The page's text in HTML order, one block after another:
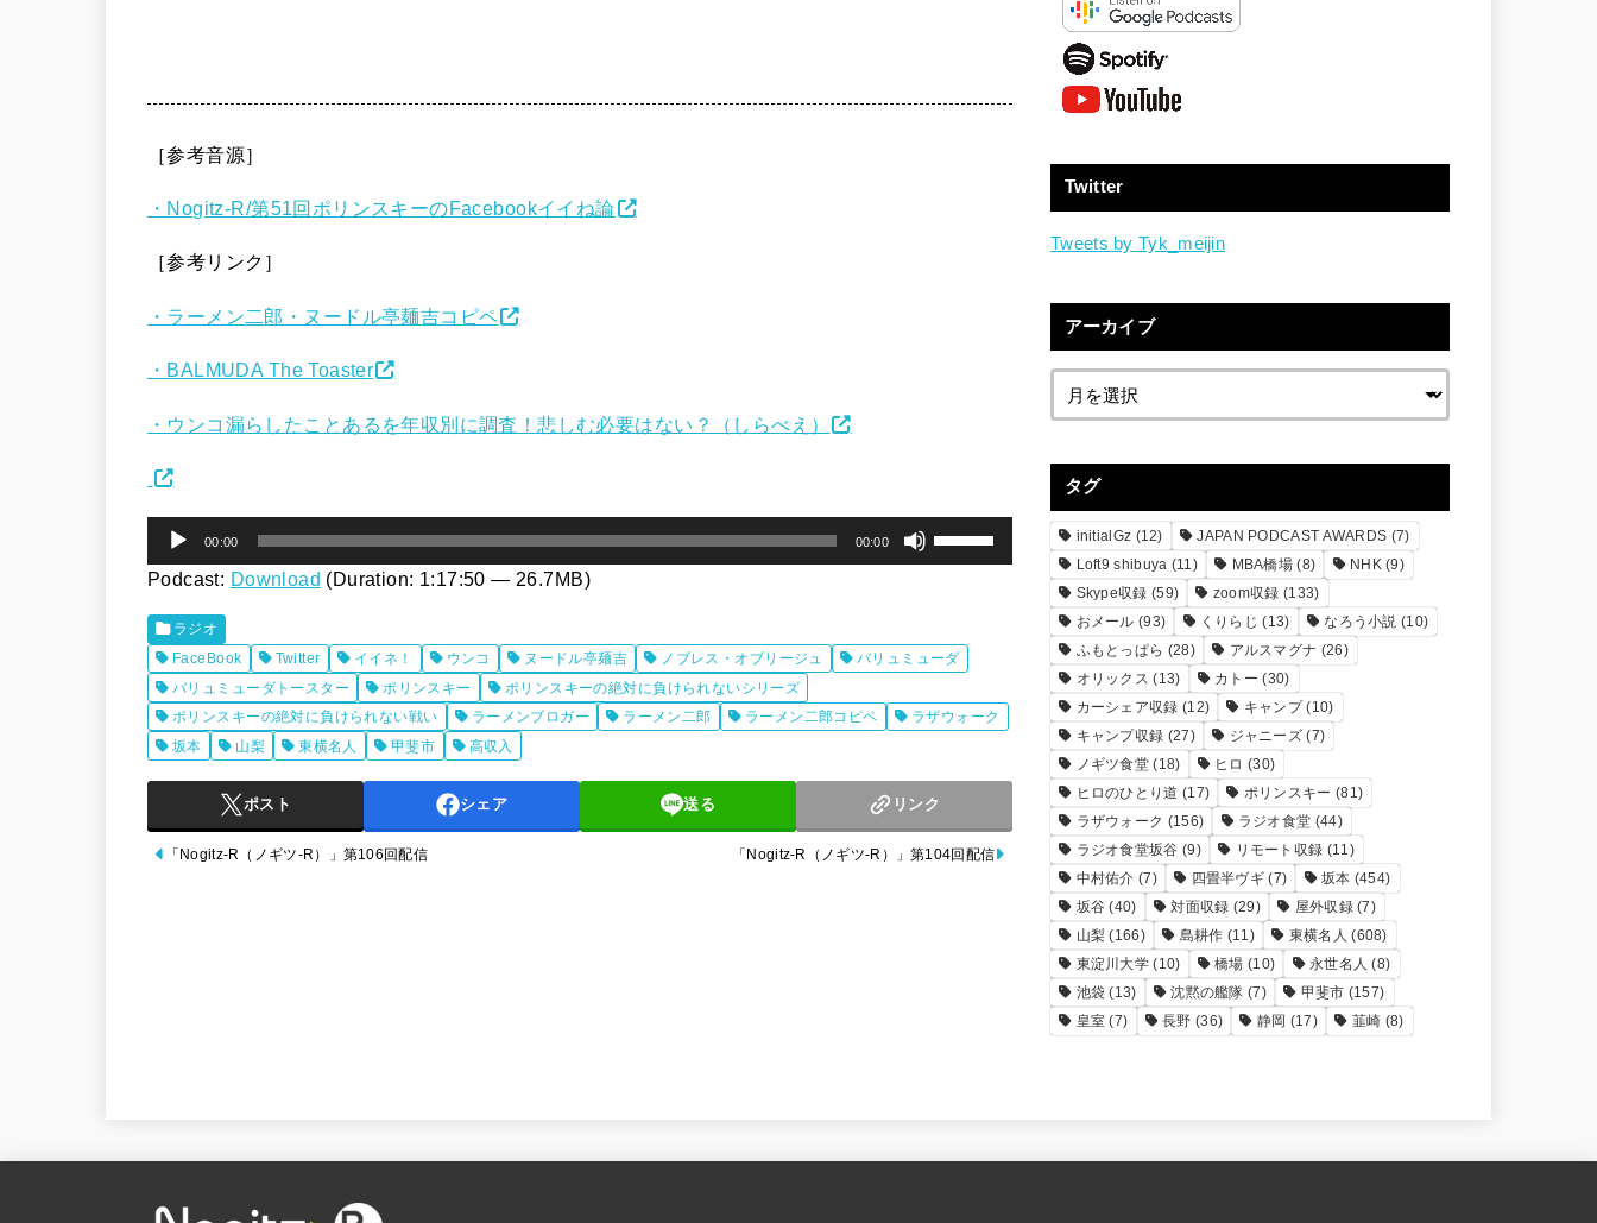
［参考音源］
・Nogitz-R/第51回ポリンスキーのFacebookイイね論
［参考リンク］
・ラーメン二郎・ヌードル亭麺吉コピペ
・BALMUDA The Toaster
・ウンコ漏らしたことあるを年収別に調査！悲しむ必要はない？（しらべえ）
声
レ
ー
ヤ
ー
00:00 00:00
ボ
リ
ー
調
は
上
っ
Podcast: Download (Duration: 1:17:50 — 26.7MB)
ラジオ
FaceBook
Twitter イイネ！ ウンコ ヌードル亭麺吉 ノブレス・オブリージュ
バリュミューダ
バリュミューダトースター
ポリンスキー
ポリンスキーの絶対に負けられないシリーズ
ポリンスキーの絶対に負けられない戦い
ラーメンブロガー ラーメン二郎 ラーメン二郎コピペ
ラザウォーク
坂本
山梨 東横名人 甲斐市 高収入
ポスト シェア 送る リンク
「Nogitz-R（ノギツ-R）」第106回配信 「Nogitz-R（ノギツ-R）」第104回配信
Twitter
Tweets by Tyk_meijin
アーカイブ
タグ
initialGz (12) JAPAN PODCAST AWARDS (7)
Loft9 shibuya (11) MBA橋場 (8) NHK (9)
Skype収録 (59) zoom収録 (133)
おメール (93) くりらじ (13) なろう小説 (10)
ふもとっぱら (28) アルスマグナ (26)
オリックス (13) カトー (30)
カーシェア収録 (12) キャンプ(10)
キャンプ収録 (27) ジャニーズ (7)
ノギツ食堂 (18) ヒロ (30)
ヒロのひとり道 (17) ポリンスキー (81)
ラザウォーク (156) ラジオ食堂 (44)
ラジオ食堂坂谷 (9) リモート収録 (11)
中村佑介 (7) 四畳半ヴギ (7) 坂本 (454)
坂谷 (40) 対面収録 (29) 屋外収録(7)
山梨 (166) 島耕作 (11) 東横名人 (608)
東淀川大学 (10) 橋場 (10) 永世名人 (8)
池袋 (13) 沈黙の艦隊 (7) 甲斐市 (157)
皇室 (7) 長野 (36) 静岡 (17) 韮崎 (8)